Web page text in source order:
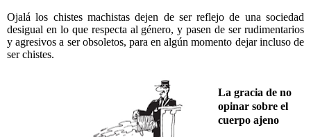
Ojalá los chistes machistas dejen de ser reflejo de una sociedad
desigual en lo que respecta al género, y pasen de ser rudimentarios
y agresivos a ser obsoletos, para en algún momento dejar incluso de
ser chistes.
La gracia de no
opinar sobre el
cuerpo ajeno